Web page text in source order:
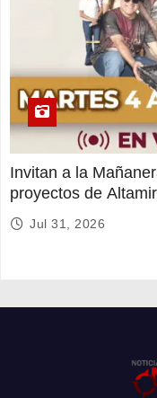
Invitan a la
proyectos de
Jul 31, 2026